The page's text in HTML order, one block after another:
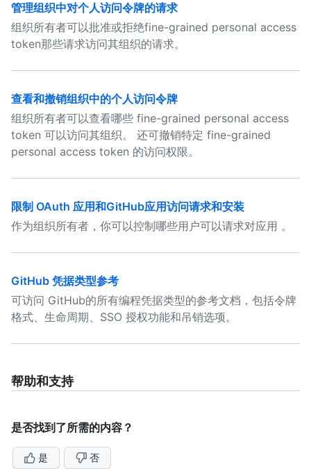
管理组织中对个人访问令牌的请求
组织所有者可以批准或拒绝fine-grained personal access
token那些请求访问其组织的请求。
查看和撤销组织中的个人访问令牌
组织所有者可以查看哪些 fine-grained personal access
token 可以访问其组织。 还可撤销特定 fine-grained
personal access token 的访问权限。
限制 OAuth 应用和GitHub应用访问请求和安装
作为组织所有者，你可以控制哪些用户可以请求对应用 。
GitHub 凭据类型参考
可访问 GitHub的所有编程凭据类型的参考文档，包括令牌
格式、生命周期、SSO 授权功能和吊销选项。
帮助和支持
是否找到了所需的内容？
是 否